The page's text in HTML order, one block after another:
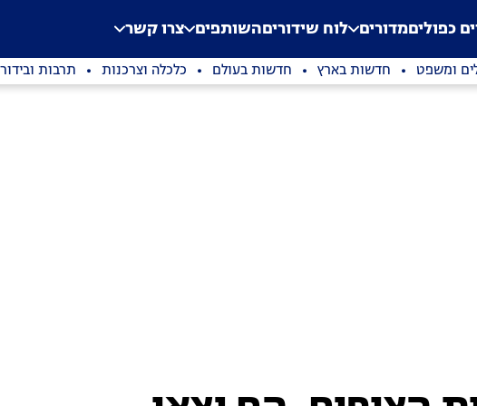
Application error: a
. כפוליםמדורים לוח שידוריםהשותפים צרו קשר
ומשפט חדשות בארץ חדשות בעולם כלכלה וצרכנות תרבות ובידור